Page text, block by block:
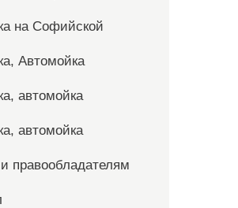
на Софийской
Автомойка
автомойка
автомойка
правообладателям